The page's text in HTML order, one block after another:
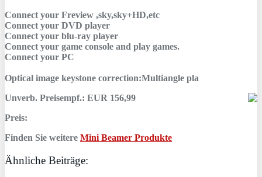
Connect your Freview ,sky,sky+HD,etc
Connect your DVD player
Connect your blu-ray player
Connect your game console and play games.
Connect your PC
Optical image keystone correction:Multiangle pla
Unverb. Preisempf.: EUR 156,99
Preis:
Finden Sie weitere Mini Beamer Produkte
Ähnliche Beiträge: